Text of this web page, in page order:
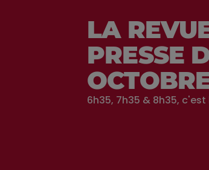
LA
PRESSE
6h35, 7h35 & 8h35, c'est